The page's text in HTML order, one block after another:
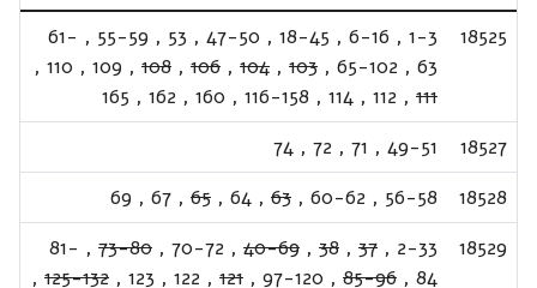
18525
1-3
,
6-16
,
18-45
,
47-50
,
53
,
55-59
,
61-
63
,
65-102
,
103
,
104
,
106
,
108
,
109
,
110
,
111
,
112
,
114
,
116-158
,
160
,
162
,
165
18527
49-51
,
71
,
72
,
74
18528
56-58
,
60-62
,
63
,
64
,
65
,
67
,
69
18529
2-33
,
37
,
38
,
40-69
,
70-72
,
73-80
,
81-
84
,
85-96
,
97-120
,
121
,
122
,
123
,
125-132
,